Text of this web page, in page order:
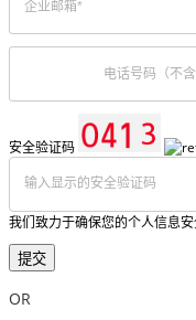
安全验证码
我们致力于确保您的个人信息安
提交
OR